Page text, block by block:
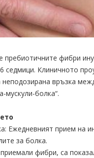
пребиотичните фибри
седмици. Клиничното
неподозирана връзка
мускули-болка“.
Ежедневният прием на
за болка.
фибри, са